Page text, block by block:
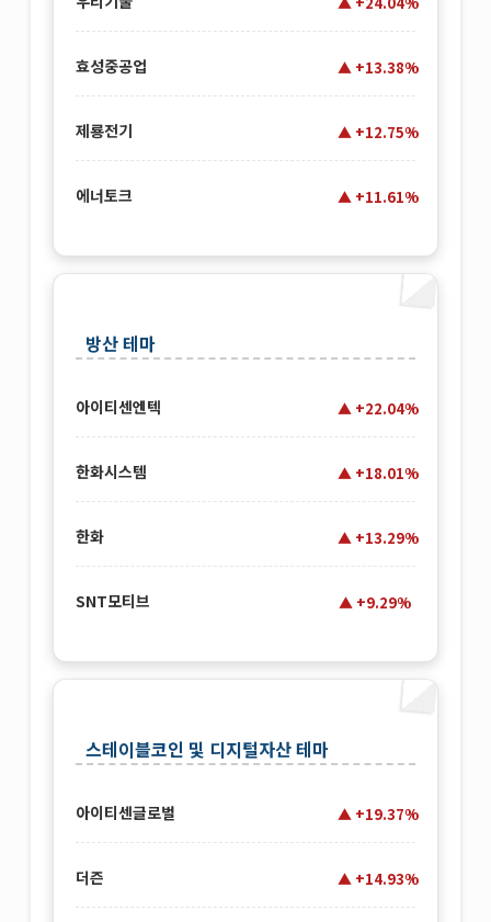
효성중공업 +13.38%
제룡전기 +12.75%
에너토크 +11.61%
방산 테마
아이티센엔텍 +22.04%
한화시스템 +18.01%
한화 +13.29%
SNT모티브 +9.29%
스테이블코인 및 디지털자산 테마
아이티센글로벌 +19.37%
더즌 +14.93%